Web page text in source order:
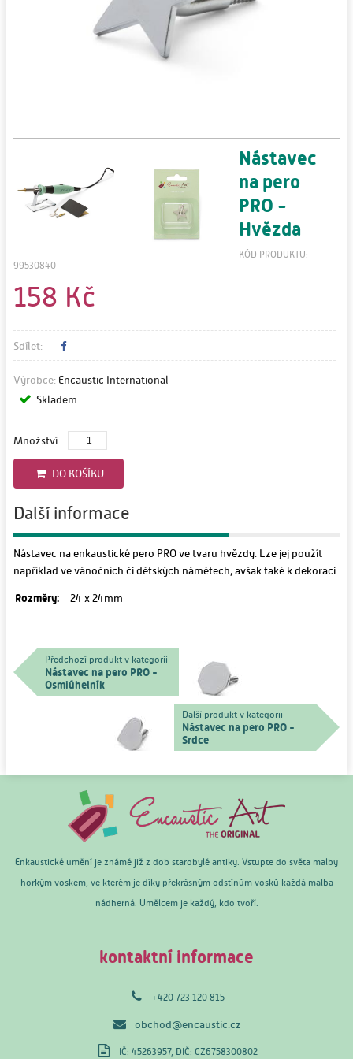
Nástavec
na pero
PRO -
Hvězda
KÓD PRODUKTU:
99530840
158 Kč
Sdílet:
Výrobce: Encaustic International
Skladem
Množství:
DO KOŠÍKU
Další informace
Nástavec na enkaustické pero PRO ve tvaru hvězdy. Lze jej použít
například ve vánočních či dětských námětech, avšak také k dekoraci.
Rozměry: 24 x 24mm
Předchozí produkt v kategorii
Nástavec na pero PRO -
Osmiúhelník
Další produkt v kategorii
Nástavec na pero PRO -
Srdce
Enkaustické umění je známé již z dob starobylé antiky. Vstupte do světa malby
horkým voskem, ve kterém je díky překrásným odstínům vosků každá malba
nádherná. Umělcem je každý, kdo tvoří.
kontaktní informace
+420 723 120 815
obchod@encaustic.cz
IČ: 45263957, DIČ: CZ6758300802